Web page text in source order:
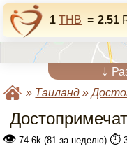
1 THB = 2.51
↓
» Таиланд »
👁 74.6k (81 за неделю) ⏱️